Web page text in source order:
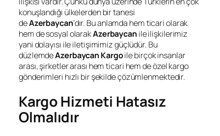
konuşlandığı ülkelerden bir tanesi
deAzerbaycan‘dır. Bu anlamda hem ticari olarak
hem de sosyal olarakAzerbaycanile ilişkilerimiz
yani dolayısı ile iletişimimiz güçlüdür. Bu
düzlemdeAzerbaycan Kargoile birçok insanlar
arası, şirketler arası hem ticari hem de özel kargo
gönderimleri hızlı bir şekilde çözümlenmektedir.
Kargo Hizmeti Hatasız
Olmalıdır